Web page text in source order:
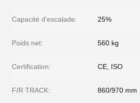
Capacité d'escalade: 25%
Poids net: 560 kg
Certification: CE, ISO
F/R TRACK: 860/970 mm